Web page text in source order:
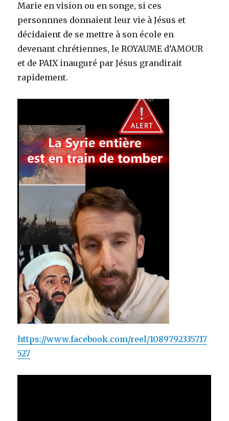
Marie en vision ou en songe, si ces
personnnes donnaient leur vie à Jésus et
décidaient de se mettre à son école en
devenant chrétiennes, le ROYAUME d’AMOUR
et de PAIX inauguré par Jésus grandirait
rapidement.
https://www.facebook.com/reel/1089792335717
527